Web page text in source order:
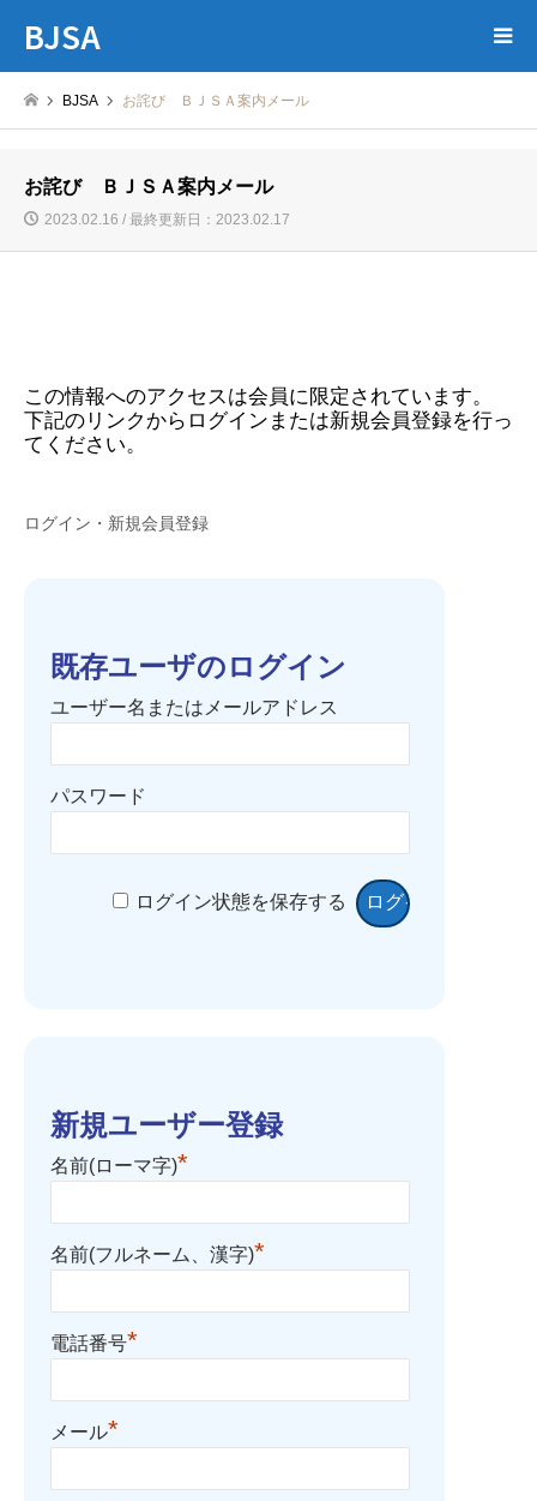
BJSA
BJSA お詫び ＢＪＳＡ案内メール
お詫び ＢＪＳＡ案内メール
2023.02.16 / 最終更新日：2023.02.17
この情報へのアクセスは会員に限定されています。
下記のリンクからログインまたは新規会員登録を行っ
てください。
ログイン・新規会員登録
既存ユーザのログイン
ユーザー名またはメールアドレス
パスワード
ログイン状態を保存する
新規ユーザー登録
名前(ローマ字)*
名前(フルネーム、漢字)*
電話番号*
メール*